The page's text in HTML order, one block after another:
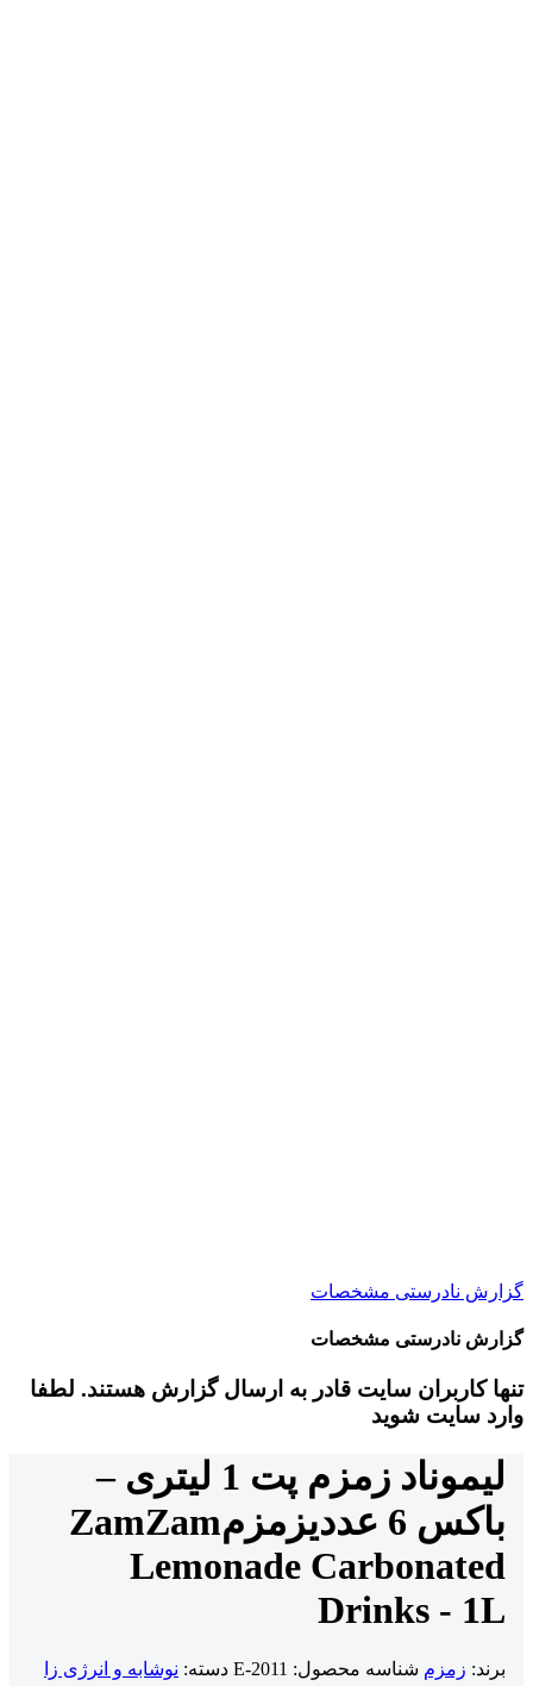
گزارش نادرستی مشخصات
گزارش نادرستی مشخصات
تنها کاربران سایت قادر به ارسال گزارش هستند. لطفا
وارد سایت شوید
لیموناد زمزم پت 1 لیتری –
باکس 6 عددی
زمزمZamZam
Lemonade Carbonated
Drinks - 1L
برند: زمزم شناسه محصول: E-2011 دسته: نوشابه و انرژی زا